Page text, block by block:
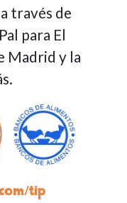
través de
para El
Madrid y la
tip